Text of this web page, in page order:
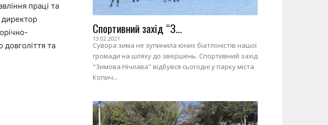
праці та
директор
довголіття та
Спортивний захід “З...
13.02.2021
Сувора зима не зупинила юних біатлоністів нашої
громади на шляху до звершень. Спортивний захід
"Зимова Нічлава" відбувся сьогодні у парку міста
Копич...